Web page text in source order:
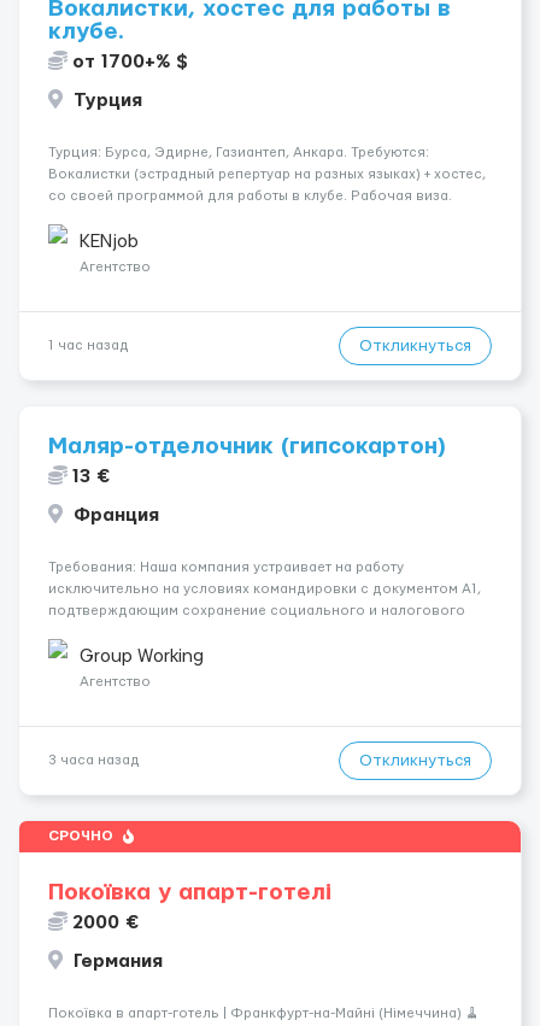
Вокалистки, хостес для работы в
клубе.
от 1700+% $
Турция
Турция: Бурса, Эдирне, Газиантеп, Анкара. Требуются:
Вокалистки (эстрадный репертуар на разных языках) + хостеc,
со своей программой для работы в клубе. Рабочая виза.
одного до трех месяцев. Мед. страховка. Высокая зарплат...
KENjob
Агентство
1 час назад Откликнуться
Маляр-отделочник (гипсокартон)
13 €
Франция
Требования: Наша компания устраивает на работу
исключительно на условиях командировки с документом A1,
подтверждающим сохранение социального и налогового
A1 могут получить граждане стран с упрощенным доступом к
рынку труда ЕС (Укра...
Group Working
Агентство
3 часа назад Откликнуться
СРОЧНО
Покоївка у апарт-готелі
2000 €
Германия
Покоївка в апарт-готель | Франкфурт-на-Майні (Німеччина) 🧹